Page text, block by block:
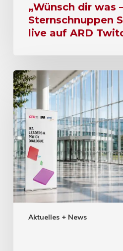
„Wünsch dir was
Sternschnuppen
live auf ARD
Aktuelles + News